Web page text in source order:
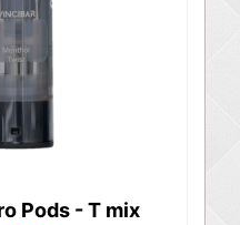
Pods - T mix